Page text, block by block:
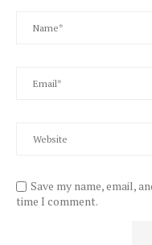
Save my name, email,
time I comment.